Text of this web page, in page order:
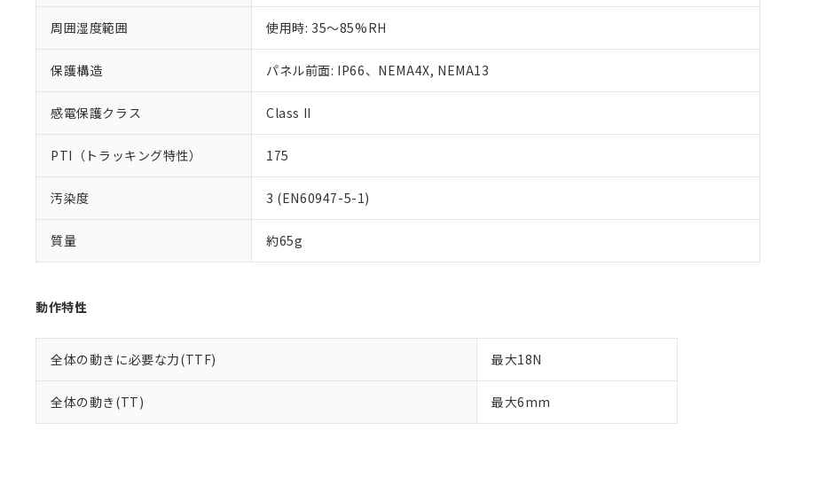
周囲湿度範囲 使用時: 35～85%RH
保護構造 パネル前面: IP66、NEMA4X, NEMA13
感電保護クラス Class II
PTI（トラッキング特性） 175
汚染度 3 (EN60947-5-1)
質量 約65g
動作特性
全体の動きに必要な力(TTF) 最大18N
全体の動き(TT) 最大6mm